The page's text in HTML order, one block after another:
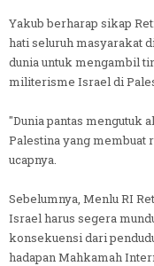
Yakub berharap sikap
hati seluruh masyarakat
dunia untuk mengambil
militerisme Israel di
"Dunia pantas mengutuk
Palestina yang membuat
ucapnya.
Sebelumnya, Menlu RI
Israel harus segera
konsekuensi dari
hadapan Mahkamah